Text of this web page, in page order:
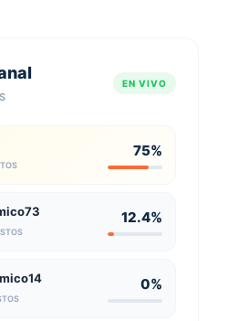
EN VIVO
75%
12.4%
0%